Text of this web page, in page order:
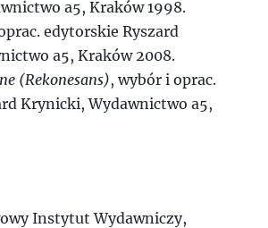
a5, Kraków 1998.
edytorskie Ryszard
a5, Kraków 2008.
(Rekonesans), wybór i oprac.
Krynicki, Wydawnictwo a5,
Instytut Wydawniczy,